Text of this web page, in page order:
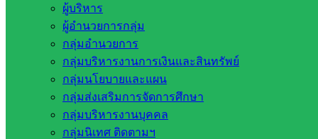
ผู้บริหาร
ผู้อำนวยการกลุ่ม
กลุ่มอำนวยการ
กลุ่มบริหารงานการเงินและสินทรัพย์
กลุ่มนโยบายและแผน
กลุ่มส่งเสริมการจัดการศึกษา
กลุ่มบริหารงานบุคคล
กลุ่มนิเทศ ติดตามฯ